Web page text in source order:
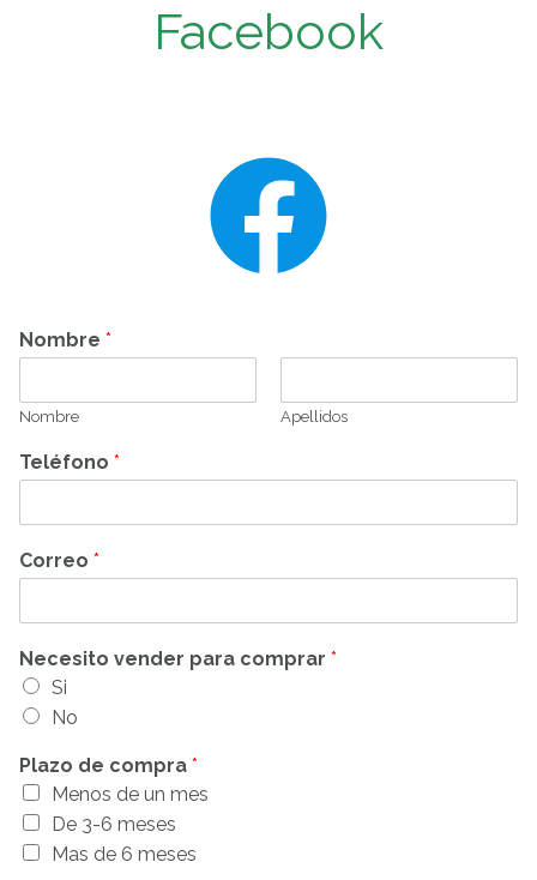
Facebook
Nombre *
Nombre Apellidos
Teléfono *
Correo *
Necesito vender para comprar *
Si
No
Plazo de compra *
Menos de un mes
De 3-6 meses
Mas de 6 meses